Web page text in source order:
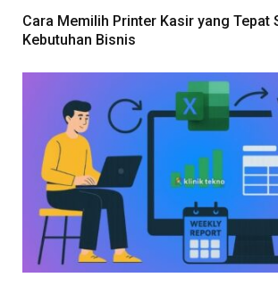
Cara Memilih Printer Kasir yang Tepat
Kebutuhan Bisnis